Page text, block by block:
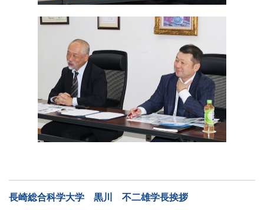
長崎総合科学大学 黒川 不二雄学長挨拶